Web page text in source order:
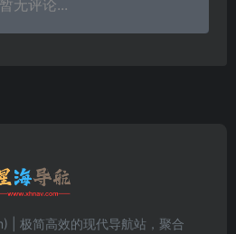
暂无评论...
| 极简高效的现代导航站，聚合